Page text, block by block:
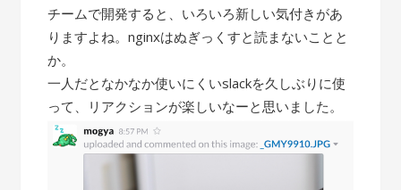
チームで開発すると、いろいろ新しい気付きがあ
りますよね。nginxはぬぎっくすと読まないことと
か。
一人だとなかなか使いにくいslackを久しぶりに使
って、リアクションが楽しいなーと思いました。